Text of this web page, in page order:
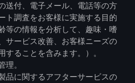
送付、電子メール、電話等の方
ト調査をお客様に実施する目的
等の情報を分析して、趣味・嗜
サービス改善、お客様ニーズの
することを含みます。）。
。
品に関するアフターサービスの